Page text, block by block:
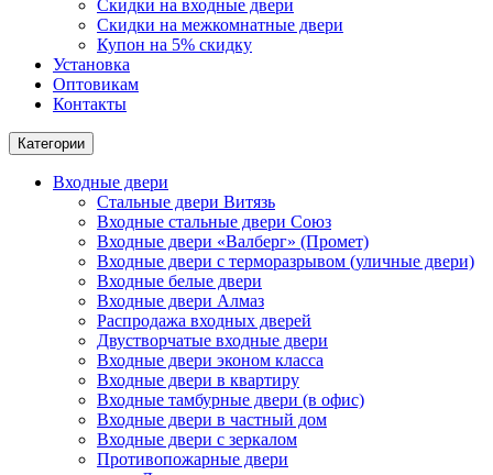
Скидки на входные двери
Скидки на межкомнатные двери
Купон на 5% скидку
Установка
Оптовикам
Контакты
Категории
Входные двери
Стальные двери Витязь
Входные стальные двери Союз
Входные двери «Валберг» (Промет)
Входные двери с терморазрывом (уличные двери)
Входные белые двери
Входные двери Алмаз
Распродажа входных дверей
Двустворчатые входные двери
Входные двери эконом класса
Входные двери в квартиру
Входные тамбурные двери (в офис)
Входные двери в частный дом
Входные двери с зеркалом
Противопожарные двери